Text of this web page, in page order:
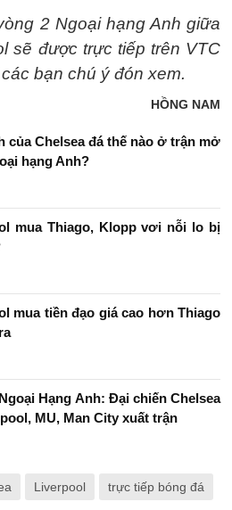
2 Ngoại hạng Anh giữa
sẽ được trực tiếp trên VTC
bạn chú ý đón xem.
HỒNG NAM
của Chelsea đá thế nào ở trận mở
hạng Anh?
mua Thiago, Klopp vơi nỗi lo bị
mua tiền đạo giá cao hơn Thiago
Hạng Anh: Đại chiến Chelsea
MU, Man City xuất trận
Liverpool trực tiếp bóng đá